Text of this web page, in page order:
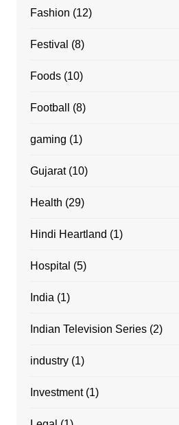
Fashion (12)
Festival (8)
Foods(10)
Football (8)
gaming (1)
Gujarat(10)
Health (29)
Hindi Heartland (1)
Hospital (5)
India (1)
Indian Television Series(2)
industry(1)
Investment(1)